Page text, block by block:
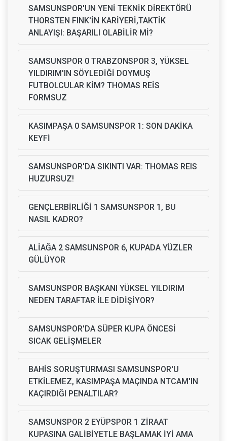
SAMSUNSPOR'UN YENİ TEKNİK DİREKTÖRÜ
THORSTEN FINK'İN KARİYERİ,TAKTİK
ANLAYIŞI: BAŞARILI OLABİLİR Mİ?
SAMSUNSPOR 0 TRABZONSPOR 3, YÜKSEL
YILDIRIM'IN SÖYLEDİĞİ DOYMUŞ
FUTBOLCULAR KİM? THOMAS REİS
FORMSUZ
KASIMPAŞA 0 SAMSUNSPOR 1: SON DAKİKA
KEYFİ
SAMSUNSPOR'DA SIKINTI VAR: THOMAS REIS
HUZURSUZ!
GENÇLERBİRLİĞİ 1 SAMSUNSPOR 1, BU
NASIL KADRO?
ALİAĞA 2 SAMSUNSPOR 6, KUPADA YÜZLER
GÜLÜYOR
SAMSUNSPOR BAŞKANI YÜKSEL YILDIRIM
NEDEN TARAFTAR İLE DİDİŞİYOR?
SAMSUNSPOR'DA SÜPER KUPA ÖNCESİ
SICAK GELİŞMELER
BAHİS SORUŞTURMASI SAMSUNSPOR'U
ETKİLEMEZ, KASIMPAŞA MAÇINDA NTCAM'IN
KAÇIRDIĞI PENALTILAR?
SAMSUNSPOR 2 EYÜPSPOR 1 ZİRAAT
KUPASINA GALİBİYETLE BAŞLAMAK İYİ AMA